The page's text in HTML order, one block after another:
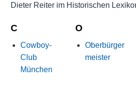
Dieter Reiter im Historischen
C
Cowboy-
Club
München
O
Oberbürger
meister